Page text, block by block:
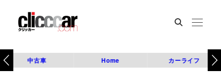
中古車 Home カーライフ